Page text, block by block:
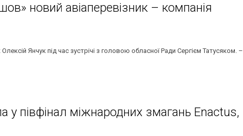
новий авіаперевізник – компанія
Янчук під час зустрічі з головою обласної Ради Сергієм Татусяком. –
у півфінал міжнародних змагань Enactus,